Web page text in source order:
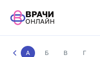
ВРАЧИ
ОНЛАЙН
А Б В Г